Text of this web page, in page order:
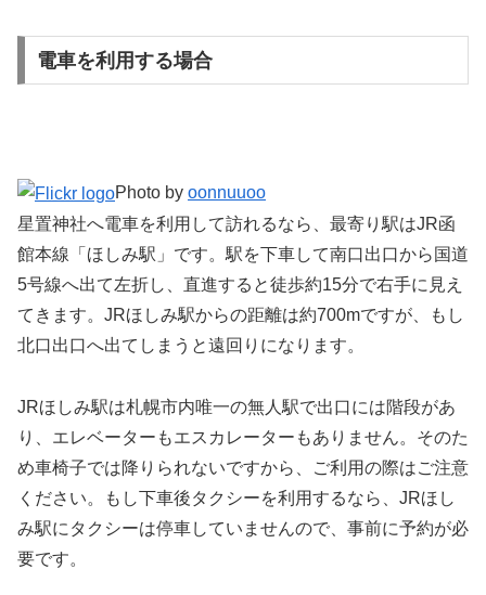
電車を利用する場合
Photo by oonnuuoo
星置神社へ電車を利用して訪れるなら、最寄り駅はJR函
館本線「ほしみ駅」です。駅を下車して南口出口から国道
5号線へ出て左折し、直進すると徒歩約15分で右手に見え
てきます。JRほしみ駅からの距離は約700mですが、もし
北口出口へ出てしまうと遠回りになります。
JRほしみ駅は札幌市内唯一の無人駅で出口には階段があ
り、エレベーターもエスカレーターもありません。そのた
め車椅子では降りられないですから、ご利用の際はご注意
ください。もし下車後タクシーを利用するなら、JRほし
み駅にタクシーは停車していませんので、事前に予約が必
要です。